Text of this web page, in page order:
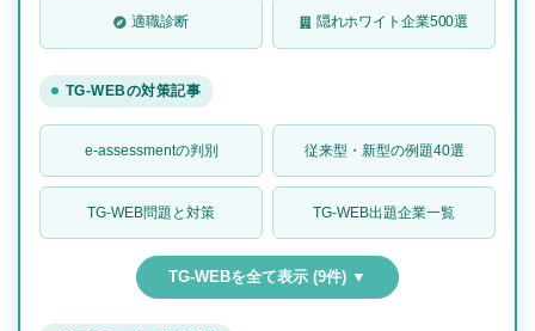
適職診断 隠れホワイト企業500選
TG-WEBの対策記事
e-assessmentの判別 従来型・新型の例題40選
TG-WEB問題と対策 TG-WEB出題企業一覧
TG-WEBを全て表示 (9件) ▼